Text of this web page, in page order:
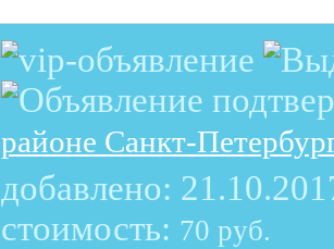
районе Санкт-
добавлено:
стоимость: 70 руб.